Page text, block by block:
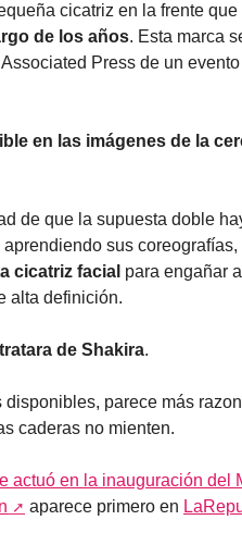
cicatriz en la frente
de los años. Esta marca
Press de un
en las imágenes de la
de que la supuesta doble
sus
cicatriz facial para engañar
alta definición.
de Shakira.
parece más
caderas no mienten.
actuó en la inauguración del
aparece primero en